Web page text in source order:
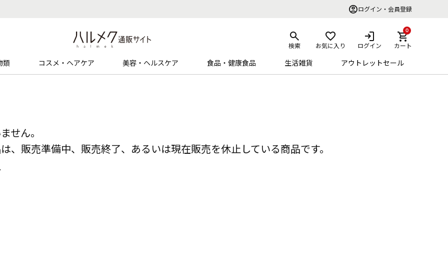
ログイン・会員登録
検索 お気に入り ログイン
0
カート
類 コスメ・ヘアケア 美容・ヘルスケア 食品・健康食品 生活雑貨 アウトレットセール
せん。
、販売準備中、販売終了、あるいは現在販売を休止している商品です。